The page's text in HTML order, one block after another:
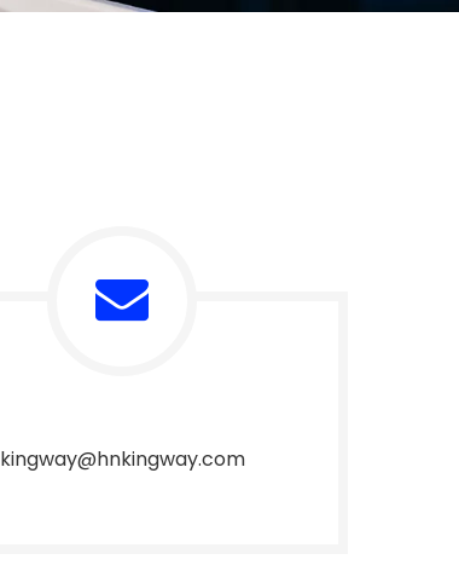
kingway@hnkingway.com